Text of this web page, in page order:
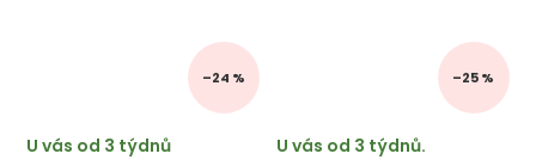
–24 %
U vás od 3 týdnů
–25 %
U vás od 3 týdnů.